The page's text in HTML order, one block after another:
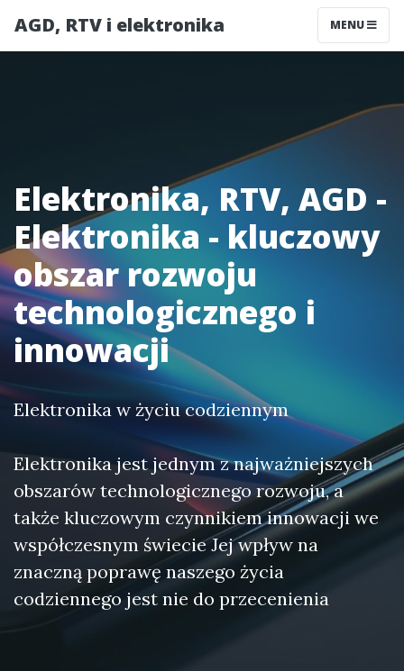
AGD, RTV i elektronika MENU
Elektronika, RTV, AGD -
Elektronika - kluczowy
obszar rozwoju
technologicznego i
innowacji
Elektronika w życiu codziennym
Elektronika jest jednym z najważniejszych
obszarów technologicznego rozwoju, a
także kluczowym czynnikiem innowacji we
współczesnym świecie Jej wpływ na
znaczną poprawę naszego życia
codziennego jest nie do przecenienia